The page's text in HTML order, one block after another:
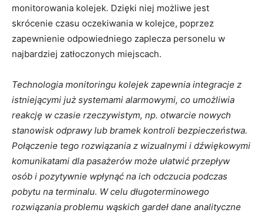
monitorowania kolejek. Dzięki niej możliwe jest
skrócenie czasu oczekiwania w kolejce, poprzez
zapewnienie odpowiedniego zaplecza personelu w
najbardziej zatłoczonych miejscach.
Technologia monitoringu kolejek zapewnia integracje z
istniejącymi już systemami alarmowymi, co umożliwia
reakcję w czasie rzeczywistym, np. otwarcie nowych
stanowisk odprawy lub bramek kontroli bezpieczeństwa.
Połączenie tego rozwiązania z wizualnymi i dźwiękowymi
komunikatami dla pasażerów może ułatwić przepływ
osób i pozytywnie wpłynąć na ich odczucia podczas
pobytu na terminalu. W celu długoterminowego
rozwiązania problemu wąskich gardeł dane analityczne